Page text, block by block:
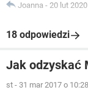
Joanna - 20 lut
18 odpowiedzi
Jak odzyskać
st - 31 mar 2017 o 10:28